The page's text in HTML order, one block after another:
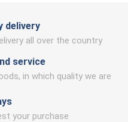
delivery
all over the country
service
in which quality we are
your purchase